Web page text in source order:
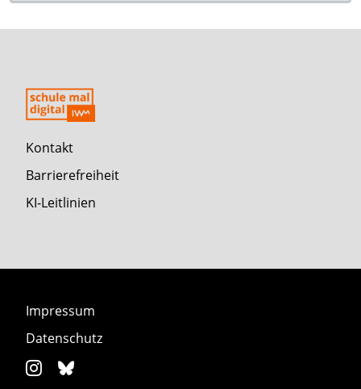
Kontakt
Barrierefreiheit
KI-Leitlinien
Impressum
Datenschutz